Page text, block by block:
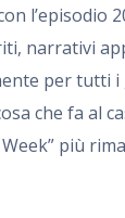
l’episodio
narrativi
per tutti
che fa al
più